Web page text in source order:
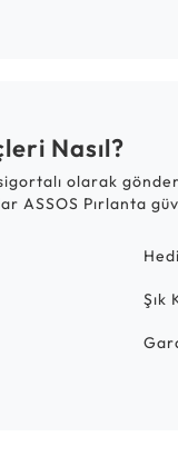
Nasıl?
olarak
ASSOS Pırlanta
Şık